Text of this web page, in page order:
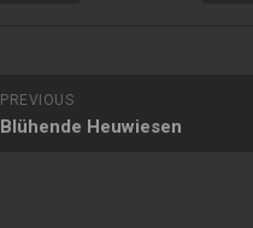
PREVIOUS
Blühende Heuwiesen